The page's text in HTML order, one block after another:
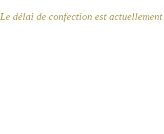
Le délai de confection est